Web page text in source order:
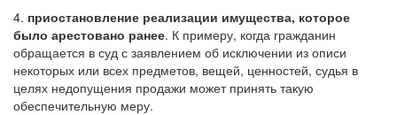
4. приостановление реализации имущества, которое
было арестовано ранее. К примеру, когда гражданин
обращается в суд с заявлением об исключении из описи
некоторых или всех предметов, вещей, ценностей, судья в
целях недопущения продажи может принять такую
обеспечительную меру.